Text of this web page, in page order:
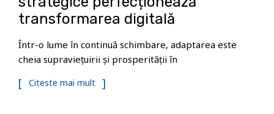
transformarea digitală
Într-o lume în continuă schimbare, adaptarea este
cheia supraviețuirii și prosperității în
Citeste mai mult